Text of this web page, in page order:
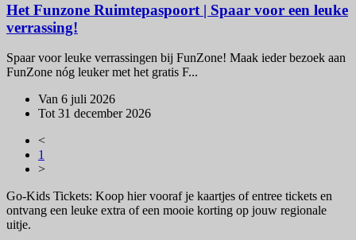
Het Funzone Ruimtepaspoort | Spaar voor een leuke
verrassing!
Spaar voor leuke verrassingen bij FunZone! Maak ieder bezoek aan
FunZone nóg leuker met het gratis F...
Van 6 juli 2026
Tot 31 december 2026
<
1
>
Go-Kids Tickets: Koop hier vooraf je kaartjes of entree tickets en
ontvang een leuke extra of een mooie korting op jouw regionale
uitje.